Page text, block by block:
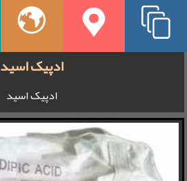
ادپیک اسید
ادپیک اسید